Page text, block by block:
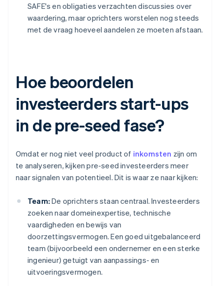
SAFE's en obligaties verzachten discussies over
waardering, maar oprichters worstelen nog steeds
met de vraag hoeveel aandelen ze moeten afstaan.
Hoe beoordelen
investeerders start-ups
in de pre-seed fase?
Omdat er nog niet veel product of inkomsten zijn om
te analyseren, kijken pre-seed investeerders meer
naar signalen van potentieel. Dit is waar ze naar kijken:
Team: De oprichters staan ​​centraal. Investeerders
zoeken naar domeinexpertise, technische
vaardigheden en bewijs van
doorzettingsvermogen. Een goed uitgebalanceerd
team (bijvoorbeeld een ondernemer en een sterke
ingenieur) getuigt van aanpassings- en
uitvoeringsvermogen.